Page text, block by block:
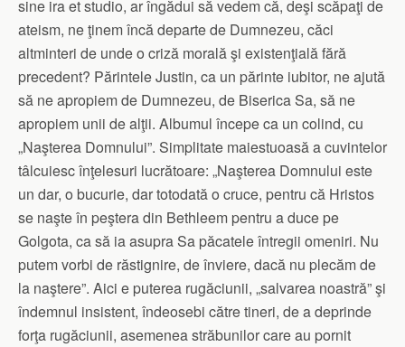
sine ira et studio, ar îngădui să vedem că, deşi scăpaţi de
ateism, ne ţinem încă departe de Dumnezeu, căci
altminteri de unde o criză morală şi existenţială fără
precedent? Părintele Justin, ca un părinte iubitor, ne ajută
să ne apropiem de Dumnezeu, de Biserica Sa, să ne
apropiem unii de alţii. Albumul începe ca un colind, cu
„Naşterea Domnului”. Simplitate maiestuoasă a cuvintelor
tâlcuiesc înţelesuri lucrătoare: „Naşterea Domnului este
un dar, o bucurie, dar totodată o cruce, pentru că Hristos
se naşte în peştera din Bethleem pentru a duce pe
Golgota, ca să ia asupra Sa păcatele întregii omeniri. Nu
putem vorbi de răstignire, de înviere, dacă nu plecăm de
la naştere”. Aici e puterea rugăciunii, „salvarea noastră” şi
îndemnul insistent, îndeosebi către tineri, de a deprinde
forţa rugăciunii, asemenea străbunilor care au pornit